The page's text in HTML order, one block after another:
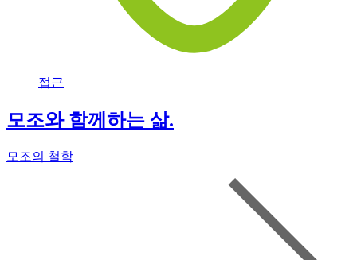
접근
모조와 함께하는 삶.
모조의 철학